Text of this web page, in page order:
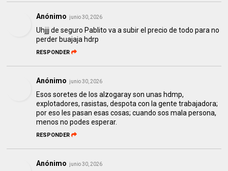
Anónimo junio 30, 2026
Uhjjj de seguro Pablito va a subir el precio de todo para no
perder buajaja hdrp
RESPONDER
Anónimo junio 30, 2026
Esos soretes de los alzogaray son unas hdmp,
explotadores, rasistas, despota con la gente trabajadora;
por eso les pasan esas cosas; cuando sos mala persona,
menos no podes esperar.
RESPONDER
Anónimo junio 30, 2026